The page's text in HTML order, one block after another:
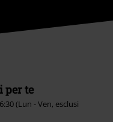
per te
(Lun - Ven, esclusi